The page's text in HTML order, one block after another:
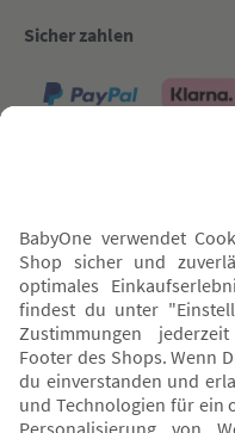
Sicher zahlen
Versand mit
* Alle Preise inkl. MwSt. und ggf.